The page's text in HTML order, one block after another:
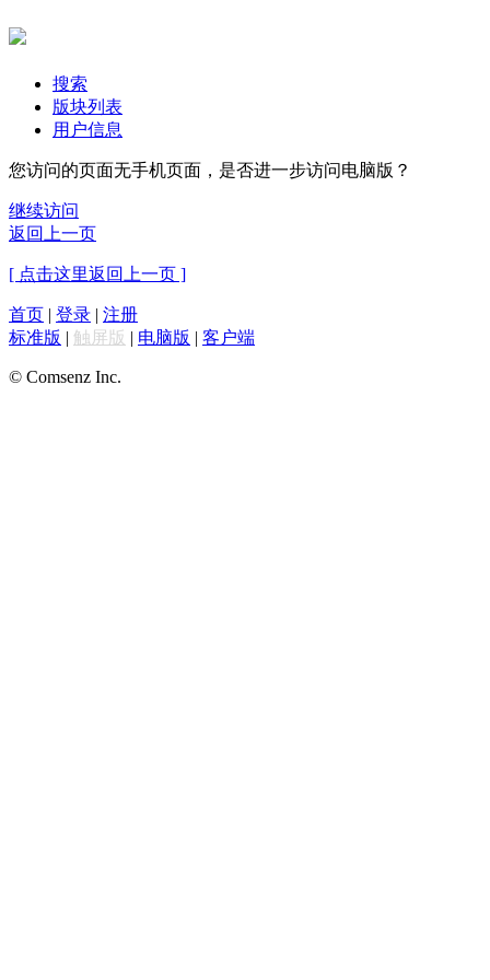
搜索
版块列表
用户信息
您访问的页面无手机页面，是否进一步访问电脑版？
继续访问
返回上一页
[ 点击这里返回上一页 ]
首页 | 登录 | 注册
标准版 | 触屏版 | 电脑版 | 客户端
© Comsenz Inc.